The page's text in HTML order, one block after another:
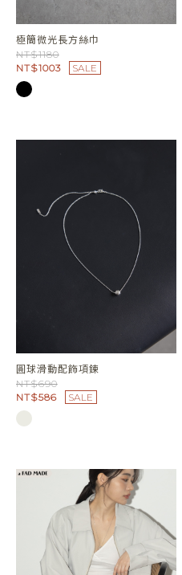
極簡微光長方絲巾
NT$1180
NT$1003
SALE
圓球滑動配飾項鍊
NT$690
NT$586
SALE